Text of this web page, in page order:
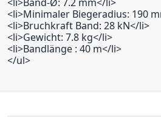
<li>Minimaler Biegeradius: 190
<li>Bruchkraft Band: 28 kN</li>
<li>Gewicht: 7.8 kg</li>
<li>Bandlänge : 40 m</li>
</ul>